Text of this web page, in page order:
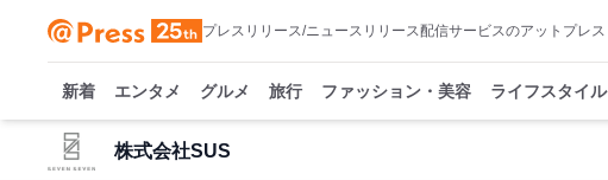
プレスリリース/ニュースリリース配信サービスのアットプレス
新着 エンタメ グルメ 旅行 ファッション・美容 ライフスタイル
株式会社SUS